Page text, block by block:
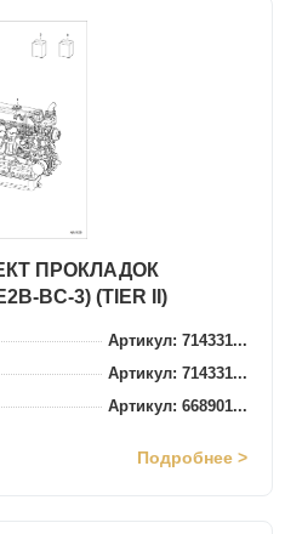
ПРОКЛАДОК
BC-3) (TIER II)
Артикул: 714331...
Артикул: 714331...
Артикул: 668901...
Подробнее >